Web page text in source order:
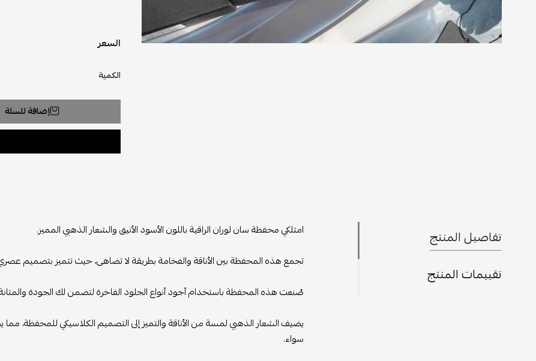
السعر
الكمية
إضافة للسلة
تفاصيل المنتج
تقييمات المنتج
امتلكي محفظة سان لوران الراقية باللون الأسود الأنيق والشعار الذهبي المميز.
تجمع هذه المحفظة بين الأناقة والفخامة بطريقة لا تضاهى، حيث تتميز بتصميم عصري
صُنعت هذه المحفظة باستخدام أجود أنواع الجلود الفاخرة لتضمن لك الجودة والمتانة
يضيف الشعار الذهبي لمسة من الأناقة والتميز إلى التصميم الكلاسيكي للمحفظة، مما
سواء.